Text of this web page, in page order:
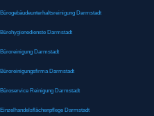
Bürogebäudeunterhaltsreinigung Darmstadt
Bürohygienedienste Darmstadt
Büroreinigung Darmstadt
Büroreinigungsfirma Darmstadt
Büroservice Reinigung Darmstadt
Einzelhandelsflächenpflege Darmstadt